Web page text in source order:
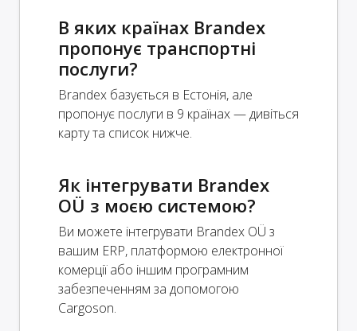
В яких країнах Brandex
пропонує транспортні
послуги?
Brandex базується в Естонія, але
пропонує послуги в 9 країнах — дивіться
карту та список нижче.
Як інтегрувати Brandex
OÜ з моєю системою?
Ви можете інтегрувати Brandex OÜ з
вашим ERP, платформою електронної
комерції або іншим програмним
забезпеченням за допомогою
Cargoson.